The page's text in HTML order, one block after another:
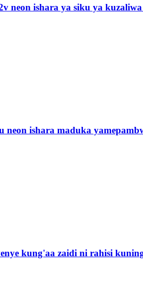
neon ishara ya siku ya
ishara maduka
kung'aa zaidi ni rahisi